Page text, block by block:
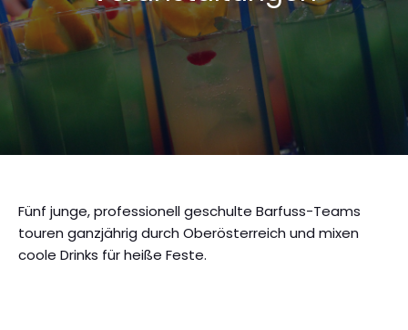
Fünf junge, professionell geschulte Barfuss-Teams
touren ganzjährig durch Oberösterreich und mixen
coole Drinks für heiße Feste.